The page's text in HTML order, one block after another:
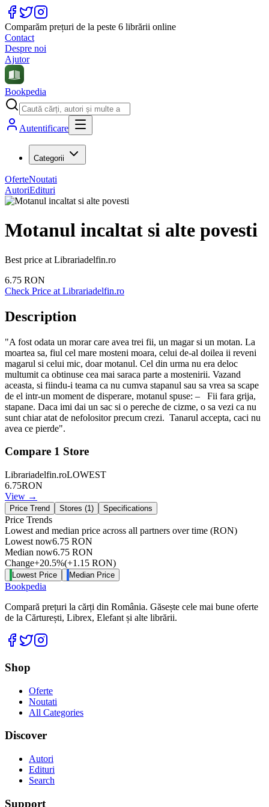
Comparăm prețuri de la peste 6 librării online
Contact
Despre noi
Ajutor
Bookpedia
Autentificare
Categorii
OferteNoutati
AutoriEdituri
Motanul incaltat si alte povesti
Best price at Librariadelfin.ro
6.75 RON
Check Price at Librariadelfin.ro
Description
"A fost odata un morar care avea trei fii, un magar si un motan. La
moartea sa, fiul cel mare mosteni moara, celui de-al doilea ii reveni
magarul si celui mic, doar motanul. Cel din urma nu era deloc
multumit ca obtinuse cea mai saraca parte a mostenirii. Vazand
aceasta, si fiindu-i teama ca nu cumva stapanul sau sa vrea sa scape
de el intr-un moment de disperare, motanul spuse: – Fii fara grija,
stapane. Daca imi dai un sac si o pereche de cizme, o sa vezi ca nu
sunt chiar atat de nefolositor precum crezi. Tanarul accepta, caci nu
avea ce pierde".
Compare 1 Store
Librariadelfin.roLOWEST
6.75RON
View →
Price Trend Stores (1) Specifications
Price Trends
Lowest and median price across all partners over time (RON)
Lowest now6.75 RON
Median now6.75 RON
Change+20.5%(+1.15 RON)
Lowest Price Median Price
Bookpedia
Compară prețuri la cărți din România. Găsește cele mai bune oferte
de la Cărturești, Librex, Elefant și alte librării.
Facebook
Twitter
Shop
Oferte
Noutati
All Categories
Discover
Autori
Edituri
Search
Support